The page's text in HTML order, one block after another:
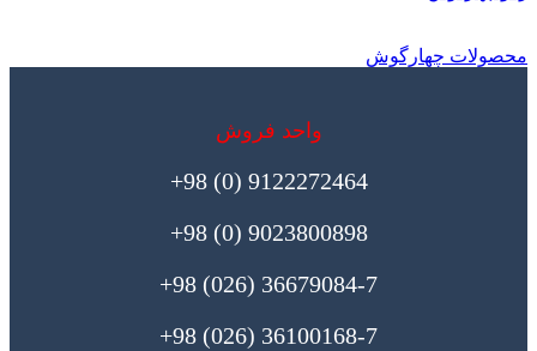
محصولات چهارگوش
واحد فروش
9122272464 (0) 98+
9023800898 (0) 98+
36679084-7 (026) 98+
36100168-7 (026) 98+